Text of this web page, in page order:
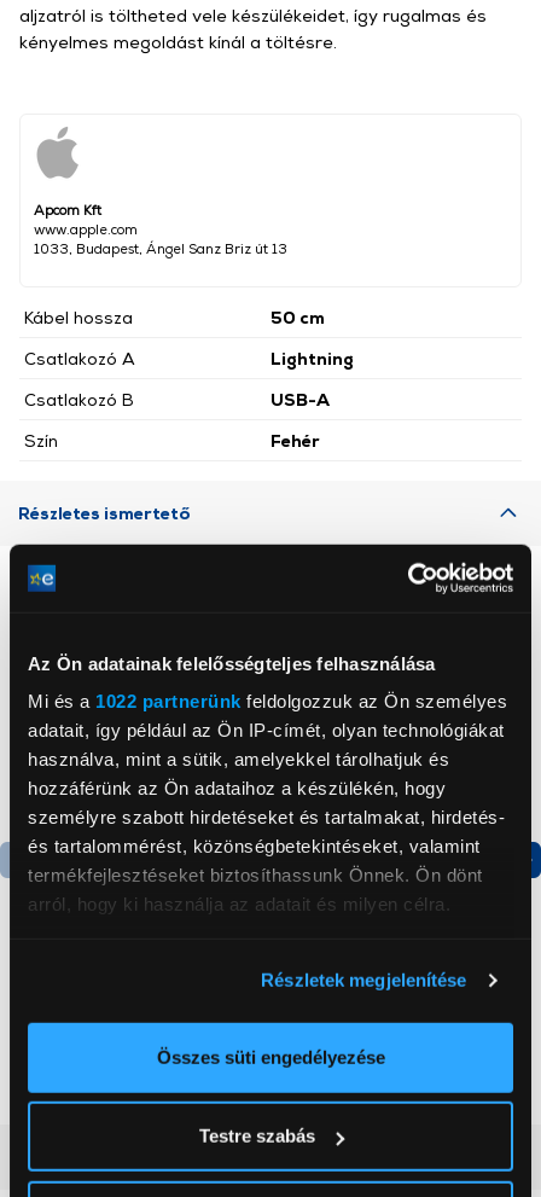
Az Ön adatainak felelősségteljes felhasználása
Mi és a 1022 partnerünk feldolgozzuk az Ön személyes
adatait, így például az Ön IP-címét, olyan technológiákat
használva, mint a sütik, amelyekkel tárolhatjuk és
hozzáférünk az Ön adataihoz a készülékén, hogy
személyre szabott hirdetéseket és tartalmakat, hirdetés-
és tartalommérést, közönségbetekintéseket, valamint
termékfejlesztéseket biztosíthassunk Önnek. Ön dönt
arról, hogy ki használja az adatait és milyen célra.
elhelyezkedéséről pár méteres pontossággal
Az Ön készülékén beazonosítása annak konkrét
módjairól és adja meg preferenciáit aRészletek
pontban. Bármikor módosíthatja vagy visszavonhatja a
Részletek megjelenítése
Összes süti engedélyezése
Testre szabás
Apcom Kft
www.apple.com
1033, Budapest, Ángel Sanz Briz út 13
Kábel hossza
50 cm
Csatlakozó A
Lightning
Csatlakozó B
USB-A
Szín
Fehér
aljzatról is töltheted vele készülékeidet, így rugalmas és
kényelmes megoldást kínál a töltésre.
Részletes ismertető
Gorenje RK14DPS4
kombinált hűtőszekrény
124 999 Ft